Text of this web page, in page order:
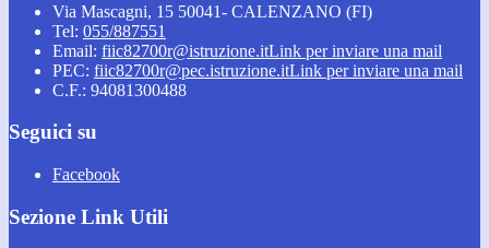
Via Mascagni, 15 50041- CALENZANO (FI)
Tel: 055/887551
Email: fiic82700r@istruzione.itLink per inviare una mail
PEC: fiic82700r@pec.istruzione.itLink per inviare una mail
C.F.: 94081300488
Seguici su
Facebook
Sezione Link Utili